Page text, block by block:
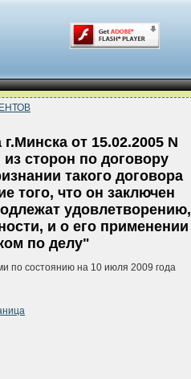
от 15.02.2005 N
сторон по договору
такого договора
того, что он заключен
удовлетворению,
и о его применении
по делу"
по состоянию на 10 июля 2009 года